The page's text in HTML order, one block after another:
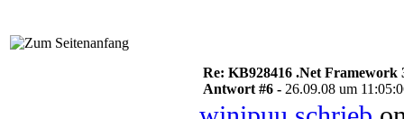
Re: KB928416 .Net Framework
Antwort #6 - 26.09.08 um